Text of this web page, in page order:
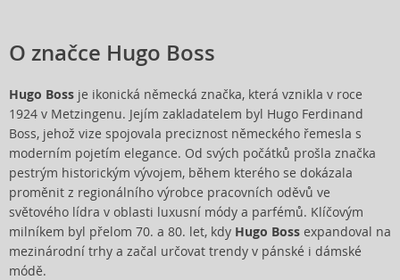
O značce Hugo Boss
Hugo Boss je ikonická německá značka, která vznikla v roce
1924 v Metzingenu. Jejím zakladatelem byl Hugo Ferdinand
Boss, jehož vize spojovala preciznost německého řemesla s
moderním pojetím elegance. Od svých počátků prošla značka
pestrým historickým vývojem, během kterého se dokázala
proměnit z regionálního výrobce pracovních oděvů ve
světového lídra v oblasti luxusní módy a parfémů. Klíčovým
milníkem byl přelom 70. a 80. let, kdy Hugo Boss expandoval na
mezinárodní trhy a začal určovat trendy v pánské i dámské
módě.